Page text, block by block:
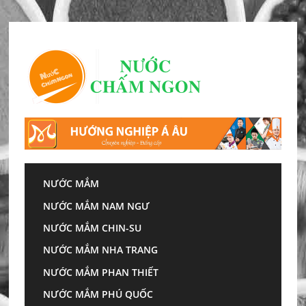
to
content
NƯỚC MẮM
NƯỚC MẮM NAM NGƯ
NƯỚC MẮM CHIN-SU
NƯỚC MẮM NHA TRANG
NƯỚC MẮM PHAN THIẾT
NƯỚC MẮM PHÚ QUỐC
tại nhà
Cách làm tương ớt ngon
để được lâu tại nhà
Cách làm tương ớt ngon để được lâu